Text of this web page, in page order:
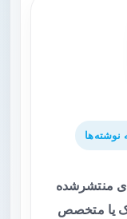
منتشرشده
یا متخصص